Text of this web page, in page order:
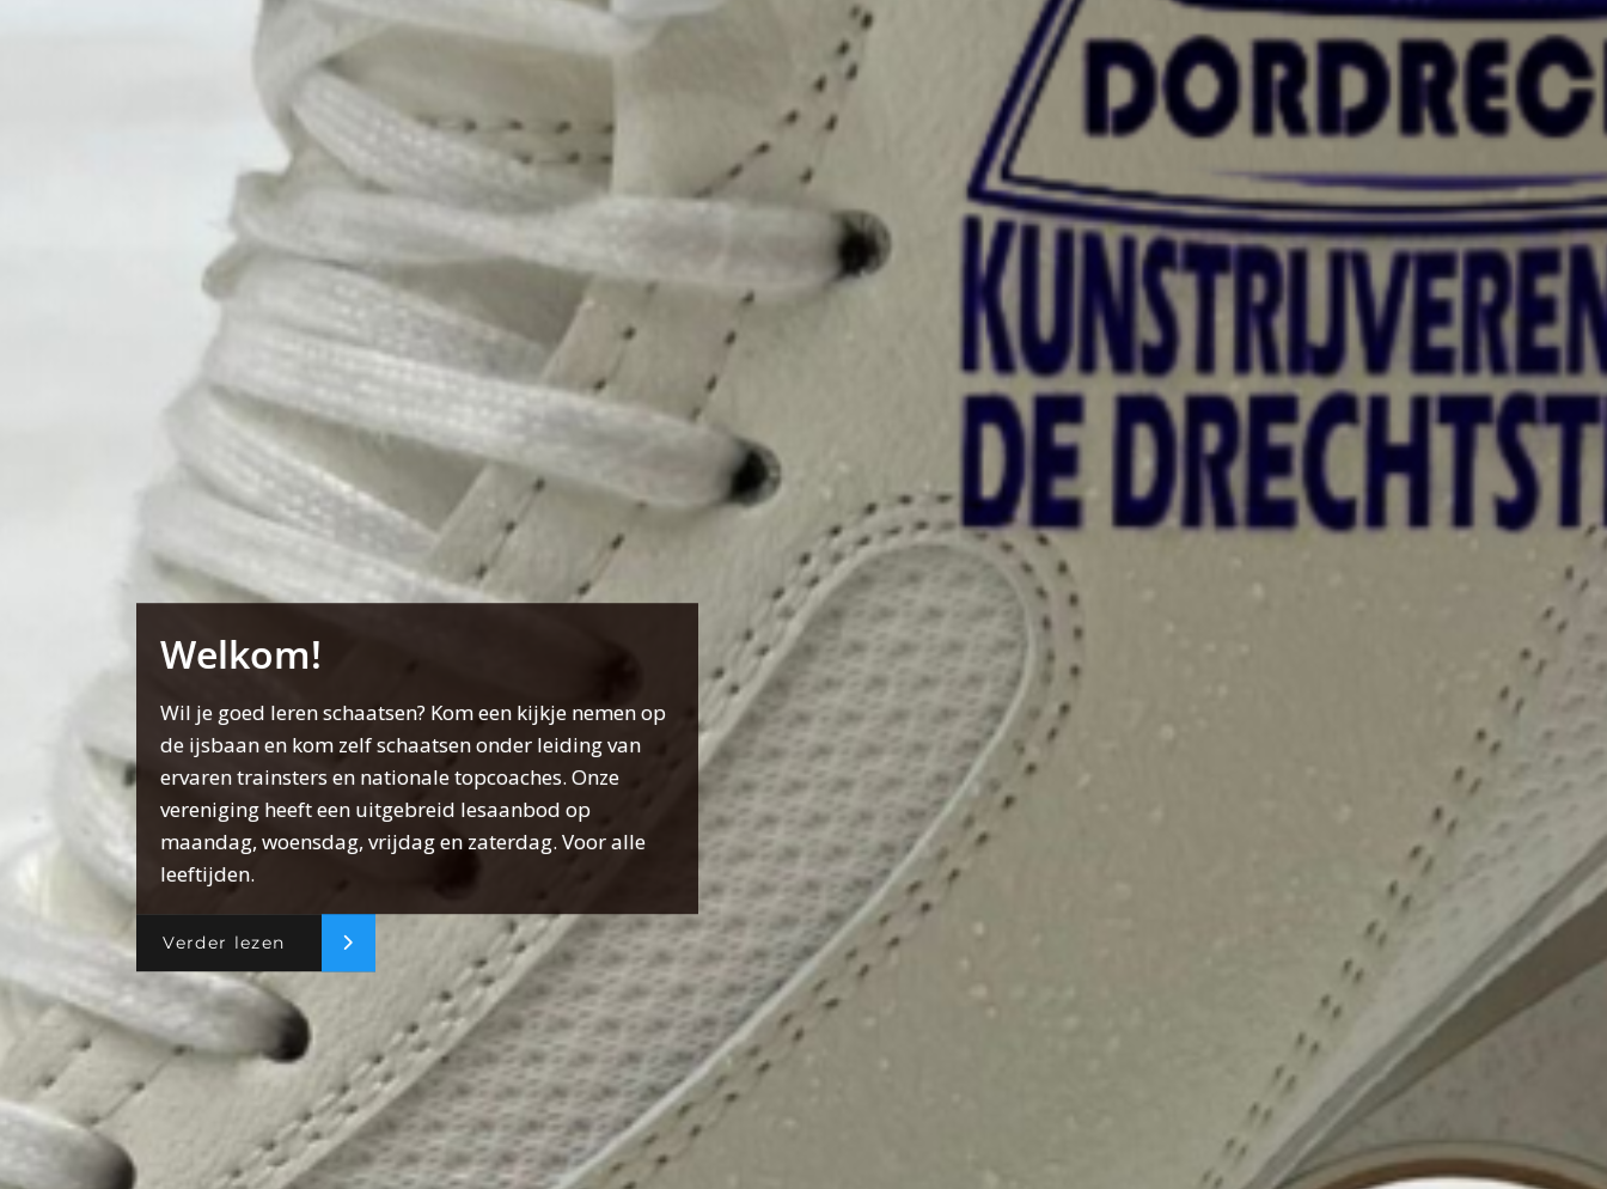
Welkom!
Wil je goed leren schaatsen? Kom een kijkje nemen op
de ijsbaan en kom zelf schaatsen onder leiding van
ervaren trainsters en nationale topcoaches. Onze
vereniging heeft een uitgebreid lesaanbod op
maandag, woensdag, vrijdag en zaterdag. Voor alle
leeftijden.
Verder lezen